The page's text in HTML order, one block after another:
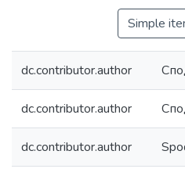
Simple
dc.contributor.author
dc.contributor.author
dc.contributor.author